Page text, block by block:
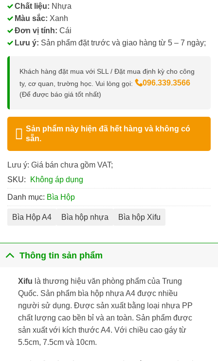
Chất liệu: Nhựa
Màu sắc: Xanh
Đơn vị tính: Cái
Lưu ý: Sản phẩm đặt trước và giao hàng từ 5 – 7 ngày;
Khách hàng đặt mua với SLL / Đặt mua định kỳ cho công
ty, cơ quan, trường học. Vui lòng gọi:
096.339.3566
(Để được báo giá tốt nhất)
Sản phẩm này hiện đã hết hàng và không có
sẵn.
Lưu ý: Giá bán chưa gồm VAT;
SKU:
Không áp dụng
Danh mục: Bìa Hộp
Bìa Hộp A4 Bìa hộp nhựa Bìa hộp Xifu
Thông tin sản phẩm
Xifu là thương hiệu văn phòng phẩm của Trung
Quốc. Sản phẩm bìa hộp nhựa A4 được nhiều
người sử dụng. Được sản xuất bằng loại nhựa PP
chất lượng cao bền bỉ và an toàn. Sản phẩm được
sản xuất với kích thước A4. Với chiều cao gáy từ
5.5cm, 7.5cm và 10cm.